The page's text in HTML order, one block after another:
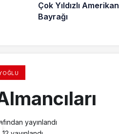
Çok Yıldızlı Amerikan
Bayrağı
yayınlandı